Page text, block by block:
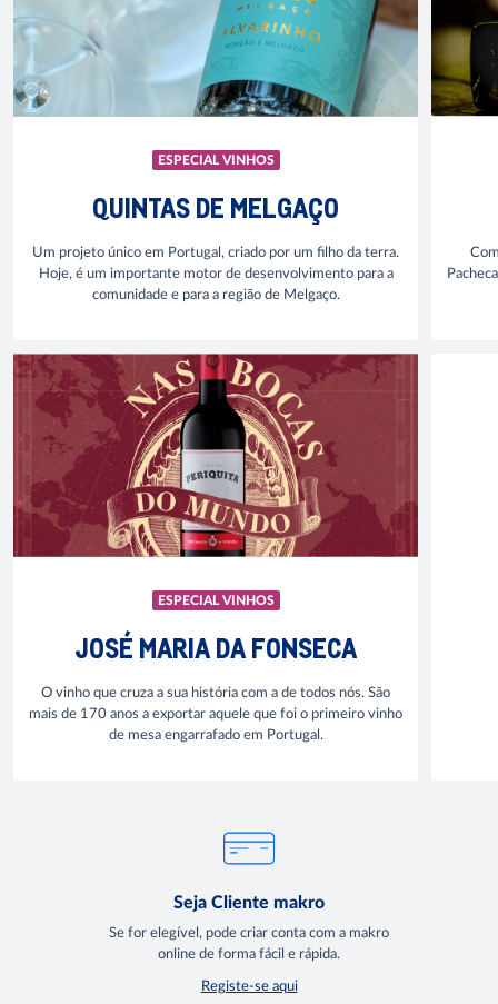
ESPECIAL VINHOS
QUINTAS DE MELGAÇO
Um projeto único em Portugal, criado por um filho da terra.
Hoje, é um importante motor de desenvolvimento para a
comunidade e para a região de Melgaço.
ESPECIAL VINHOS
JOSÉ MARIA DA FONSECA
O vinho que cruza a sua história com a de todos nós. São
mais de 170 anos a exportar aquele que foi o primeiro vinho
de mesa engarrafado em Portugal.
Seja Cliente makro
Se for elegível, pode criar conta com a makro
online de forma fácil e rápida.
Registe-se aqui